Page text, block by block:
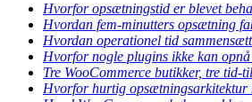
Hvorfor opsætningstid er blevet
Hvordan fem-minutters opsætning
Hvordan operationel tid
Hvorfor nogle plugins ikke kan
Tre WooCommerce butikker, tre
Hvorfor hurtig